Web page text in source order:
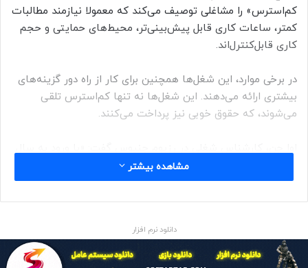
کم‌استرس» را مشاغلی توصیف می‌کند که معمولا نیازمند مطالبات
کمتر، ساعات کاری قابل پیش‌بینی‌تر، محیط‌های حمایتی و حجم
کاری قابل‌کنترل‌اند.
در برخی موارد، این شغل‌ها همچنین برای کار از راه دور گزینه‌های
بیشتری ارائه می‌دهند. این شغل‌ها نه تنها کم‌استرس تلقی
می‌شوند، که حقوق خوبی نیز پرداخت می‌کنند.
۲۰۲۵، برای جویندگان شغل اولویت دادن به سلامت روان در محیط
کار ضروری است تا بتوانند احساس آسودگی بیشتری داشته
باشند.»
«با تبدیل شدن کار از راه دور و روش‌های کاری ترکیبی (میان روش
حضوری و دورکاری) به یک هنجار، مرزهای کار و زندگی بیش از
مشاهده بیشتر
دانلود نرم افزار